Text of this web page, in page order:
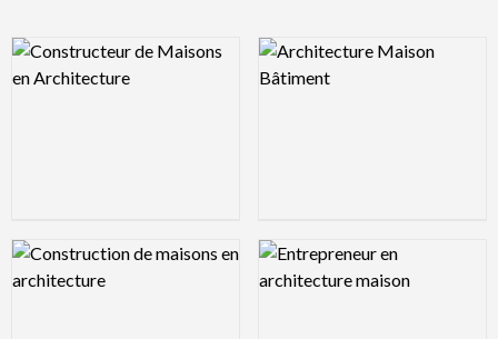
Logo Preview Image Logo Preview Image
Logo Preview Image Logo Preview Image